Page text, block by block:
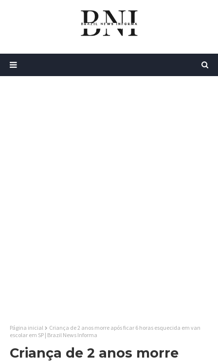
Página inicial
Criança de 2 anos morre após ficar 6 horas esquecida em van
escolar em SP | Brazil News Informa
Criança de 2 anos morre